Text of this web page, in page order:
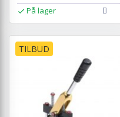
På lager
TILBUD